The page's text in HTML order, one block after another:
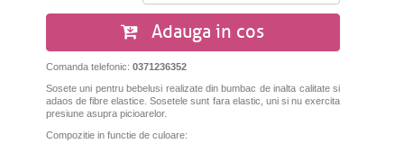
Adauga in cos
Comanda telefonic: 0371236352
Sosete uni pentru bebelusi realizate din bumbac de inalta calitate si
adaos de fibre elastice. Sosetele sunt fara elastic, uni si nu exercita
presiune asupra picioarelor.
Compozitie in functie de culoare: